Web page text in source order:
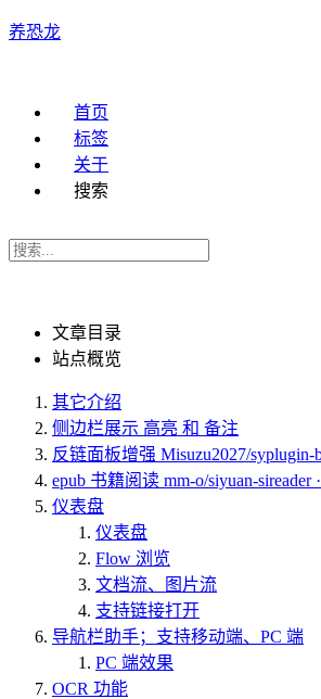
养恐龙
首页
标签
关于
搜索
文章目录
站点概览
其它介绍
侧边栏展示 高亮 和 备注
反链面板增强 Misuzu2027/syplugin-
epub 书籍阅读 mm-o/siyuan-sireader
仪表盘
仪表盘
Flow 浏览
文档流、图片流
支持链接打开
导航栏助手；支持移动端、PC 端
PC 端效果
OCR 功能